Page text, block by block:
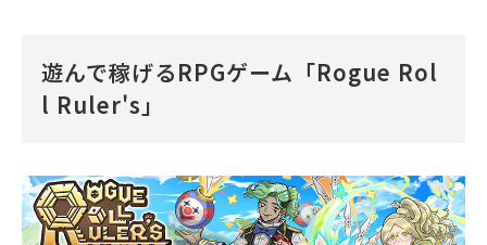
遊んで稼げるRPGゲーム「Rogue Rol
l Ruler's」